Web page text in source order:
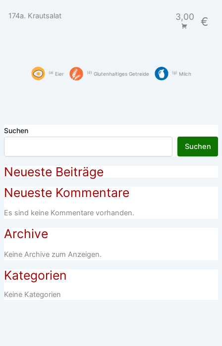
174a. Krautsalat 3,00 €
a Eier d Glutenhaltiges Getreide g Milch
Suchen
Suchen
Neueste Beiträge
Neueste Kommentare
Es sind keine Kommentare vorhanden.
Archive
Keine Archive zum Anzeigen.
Kategorien
Keine Kategorien